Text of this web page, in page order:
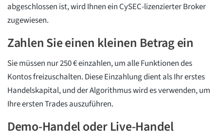
abgeschlossen ist, wird Ihnen ein CySEC-lizenzierter Broker
zugewiesen.
Zahlen Sie einen kleinen Betrag ein
Sie müssen nur 250 € einzahlen, um alle Funktionen des
Kontos freizuschalten. Diese Einzahlung dient als Ihr erstes
Handelskapital, und der Algorithmus wird es verwenden, um
Ihre ersten Trades auszuführen.
Demo-Handel oder Live-Handel